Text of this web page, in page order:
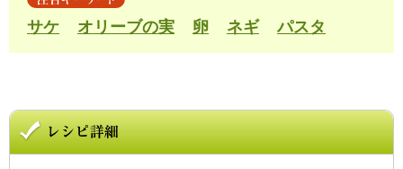
サケ オリーブの実 卵 ネギ パスタ